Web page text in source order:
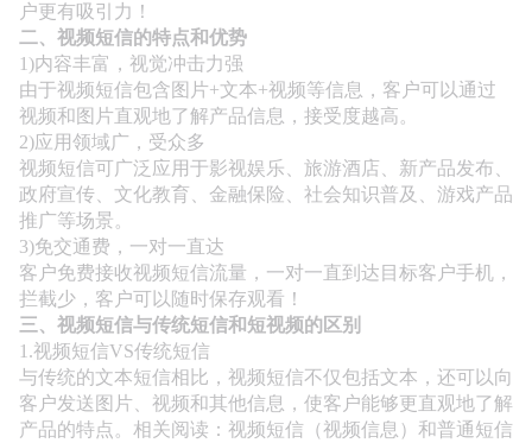
彩信群发
语音通知
语音验证码
国际短信
短信签名认证
 电商行业
 物流行业
 房产行业
 教育行业
 商超行业
 关于达信通
行业资讯
户更有吸引力！
二、视频短信的特点和优势
1)内容丰富，视觉冲击力强
由于视频短信包含图片+文本+视频等信息，客户可以通过
视频和图片直观地了解产品信息，接受度越高。
2)应用领域广，受众多
视频短信可广泛应用于影视娱乐、旅游酒店、新产品发布、
政府宣传、文化教育、金融保险、社会知识普及、游戏产品
推广等场景。
3)免交通费，一对一直达
客户免费接收视频短信流量，一对一直到达目标客户手机，
拦截少，客户可以随时保存观看！
三、视频短信与传统短信和短视频的区别
1.视频短信VS传统短信
与传统的文本短信相比，视频短信不仅包括文本，还可以向
客户发送图片、视频和其他信息，使客户能够更直观地了解
产品的特点。相关阅读：视频短信（视频信息）和普通短信